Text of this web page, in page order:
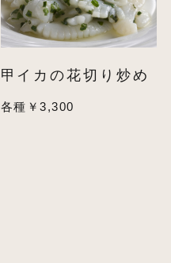
甲イカの花切り炒め
各種￥3,300